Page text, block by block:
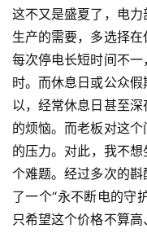
这不又是盛夏了，电
生产的需要，多选择在
每次停电长短时间不
时。而休息日或公众
以，经常休息日甚至
的烦恼。而老板对这
的压力。对此，我不
个难题。经过多次的
了一个“永不断电的
只希望这个价格不算